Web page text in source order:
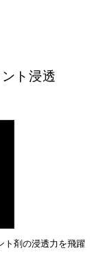
ト浸透
剤の浸透力を飛躍